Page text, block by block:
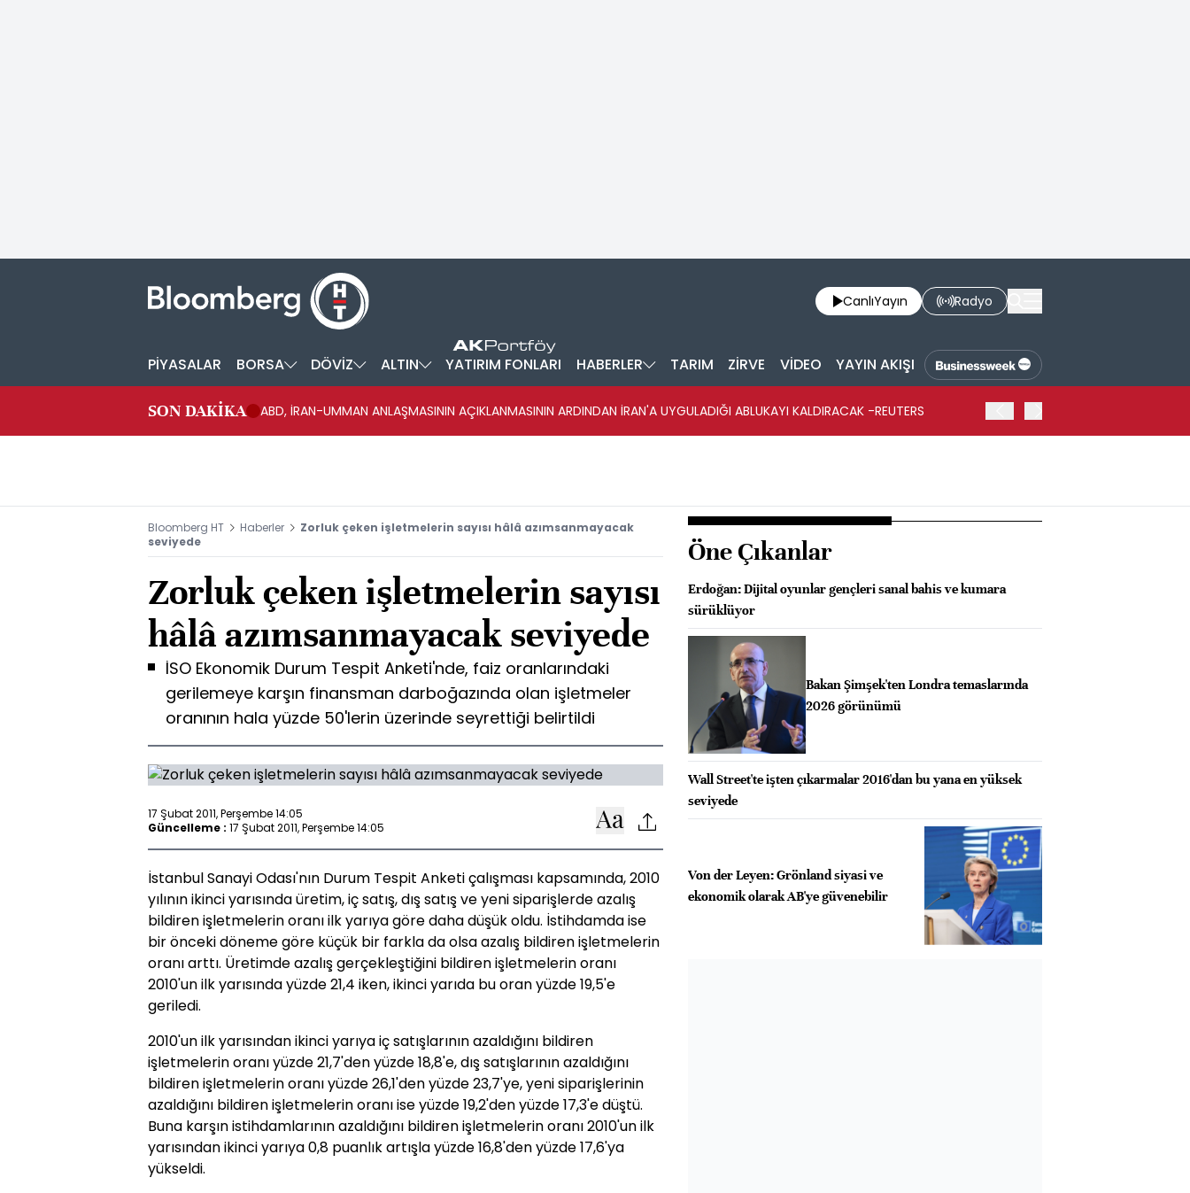
CanlıYayın Radyo
PİYASALAR BORSA DÖVİZ ALTIN YATIRIM FONLARI HABERLER TARIM ZİRVE VİDEO YAYIN AKIŞI
SON DAKİKA ABD, İRAN-UMMAN ANLAŞMASININ AÇIKLANMASININ ARDINDAN İRAN'A UYGULADIĞI ABLUKAYI KALDIRACAK -REUTERS
Bloomberg HT Haberler
Zorluk çeken işletmelerin sayısı hâlâ azımsanmayacak
seviyede
Zorluk çeken işletmelerin sayısı
hâlâ azımsanmayacak seviyede
İSO Ekonomik Durum Tespit Anketi'nde, faiz oranlarındaki
gerilemeye karşın finansman darboğazında olan işletmeler
oranının hala yüzde 50'lerin üzerinde seyrettiği belirtildi
17 Şubat 2011, Perşembe 14:05
Güncelleme : 17 Şubat 2011, Perşembe 14:05
İstanbul Sanayi Odası'nın Durum Tespit Anketi çalışması kapsamında, 2010
yılının ikinci yarısında üretim, iç satış, dış satış ve yeni siparişlerde azalış
bildiren işletmelerin oranı ilk yarıya göre daha düşük oldu. İstihdamda ise
bir önceki döneme göre küçük bir farkla da olsa azalış bildiren işletmelerin
oranı arttı. Üretimde azalış gerçekleştiğini bildiren işletmelerin oranı
2010'un ilk yarısında yüzde 21,4 iken, ikinci yarıda bu oran yüzde 19,5'e
geriledi.
2010'un ilk yarısından ikinci yarıya iç satışlarının azaldığını bildiren
işletmelerin oranı yüzde 21,7'den yüzde 18,8'e, dış satışlarının azaldığını
bildiren işletmelerin oranı yüzde 26,1'den yüzde 23,7'ye, yeni siparişlerinin
azaldığını bildiren işletmelerin oranı ise yüzde 19,2'den yüzde 17,3'e düştü.
Buna karşın istihdamlarının azaldığını bildiren işletmelerin oranı 2010'un ilk
yarısından ikinci yarıya 0,8 puanlık artışla yüzde 16,8'den yüzde 17,6'ya
yükseldi.
Öne Çıkanlar
Erdoğan: Dijital oyunlar gençleri sanal bahis ve kumara
sürüklüyor
Bakan Şimşek'ten Londra temaslarında
2026 görünümü
Wall Street'te işten çıkarmalar 2016'dan bu yana en yüksek
seviyede
Von der Leyen: Grönland siyasi ve
ekonomik olarak AB'ye güvenebilir